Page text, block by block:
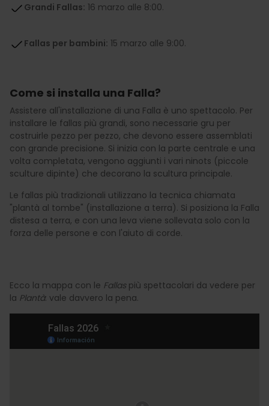
Grandi Fallas: 16 marzo alle 8:00.
Fallas per bambini: 15 marzo alle 9:00.
Come si installa una Falla?
Assistere all'installazione di una Falla è uno spettacolo. Per
installare le fallas più grandi, sono necessarie gru per
costruirle pezzo per pezzo, che devono essere assemblati
con grande precisione. Si inizia con la parte centrale e una
volta completata, vengono aggiunti i vari ninots (piccole
sculture dipinte) che decorano la scultura principale.
Le fallas più tradizionali utilizzano la tecnica chiamata
"plantà al tombe" (installazione a terra). Si posiziona la Falla
distesa a terra, e con una leva viene sollevata solo con la
forza delle persone e con l'aiuto di corde.
Ecco la mappa con le Fallaspiù spettacolari da vedere per
la Plantà: vale davvero la pena.